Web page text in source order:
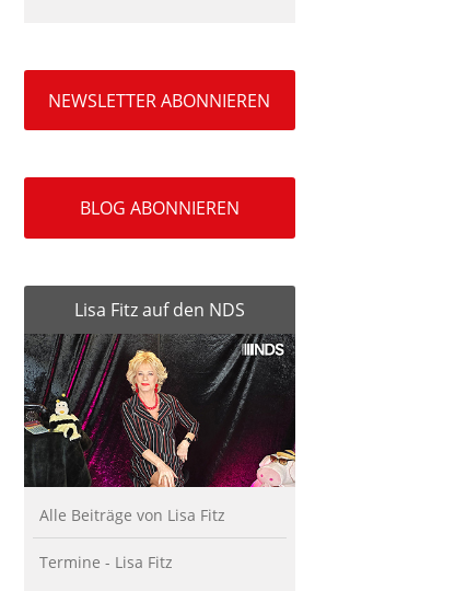
NEWSLETTER ABONNIEREN
BLOG ABONNIEREN
Lisa Fitz auf den NDS
Alle Beiträge von Lisa Fitz
Termine - Lisa Fitz